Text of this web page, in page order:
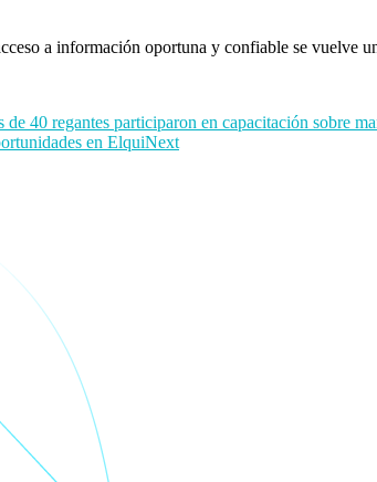
a información oportuna y confiable se vuelve
40 regantes participaron en capacitación sobre
en ElquiNext